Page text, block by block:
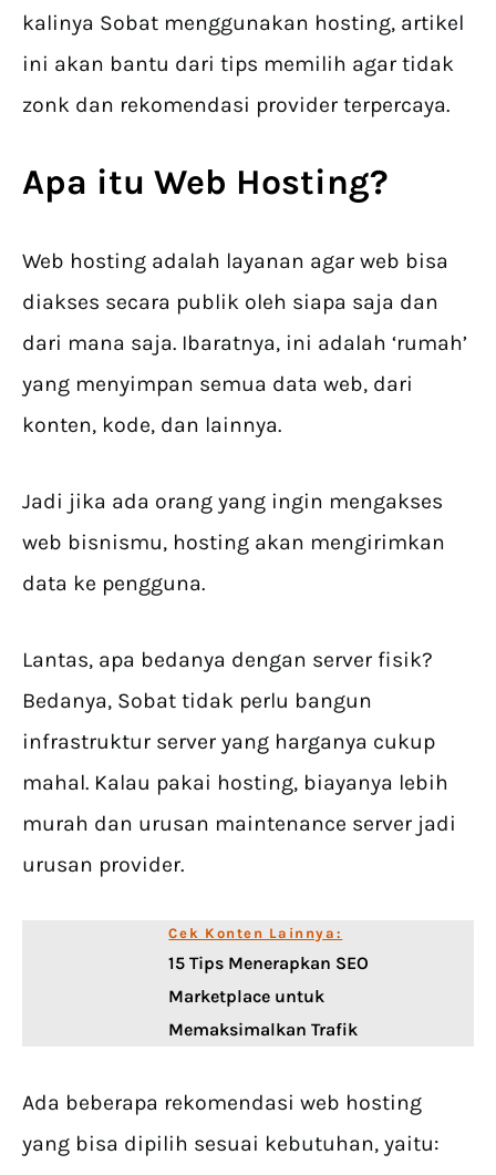
kalinya Sobat menggunakan hosting, artikel
ini akan bantu dari tips memilih agar tidak
zonk dan rekomendasi provider terpercaya.
Apa itu Web Hosting?
Web hosting adalah layanan agar web bisa
diakses secara publik oleh siapa saja dan
dari mana saja. Ibaratnya, ini adalah ‘rumah’
yang menyimpan semua data web, dari
konten, kode, dan lainnya.
Jadi jika ada orang yang ingin mengakses
web bisnismu, hosting akan mengirimkan
data ke pengguna.
Lantas, apa bedanya dengan server fisik?
Bedanya, Sobat tidak perlu bangun
infrastruktur server yang harganya cukup
mahal. Kalau pakai hosting, biayanya lebih
murah dan urusan maintenance server jadi
urusan provider.
Cek Konten Lainnya:
15 Tips Menerapkan SEO
Marketplace untuk
Memaksimalkan Trafik
Ada beberapa rekomendasi web hosting
yang bisa dipilih sesuai kebutuhan, yaitu: